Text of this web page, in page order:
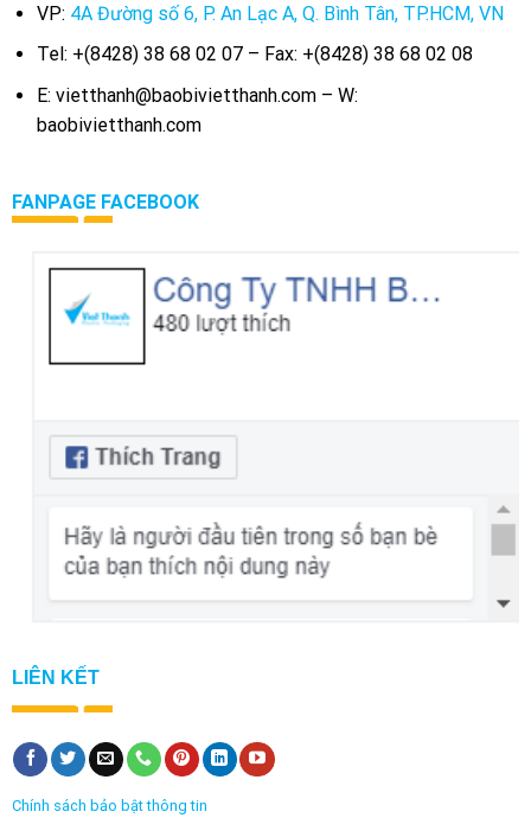
VP: 4A Đường số 6, P. An Lạc A, Q. Bình Tân, TP.HCM, VN
Tel: +(8428) 38 68 02 07 – Fax: +(8428) 38 68 02 08
E: vietthanh@baobivietthanh.com – W:
baobivietthanh.com
FANPAGE FACEBOOK
LIÊN KẾT
Chính sách bảo bật thông tin